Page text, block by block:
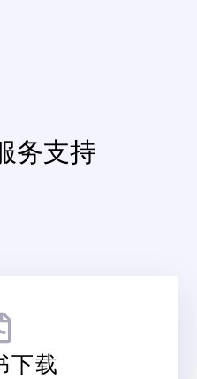
务支持
下载